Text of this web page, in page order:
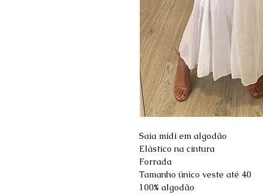
Saia midi em algodão
Elástico na cintura
Forrada
Tamanho único veste até 40
100% algodão